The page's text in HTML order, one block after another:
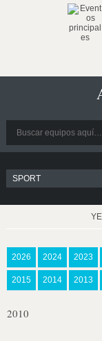
2026 2024 2023
2015 2014 2013
2010